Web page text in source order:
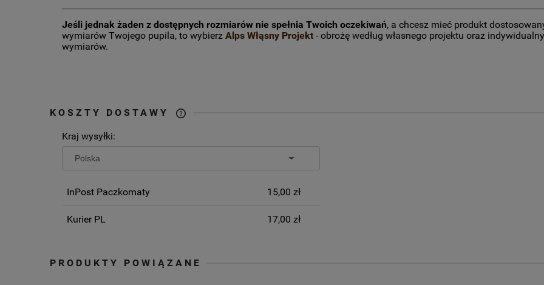
Jeśli jednak żaden z dostępnych rozmiarów nie spełnia Twoich oczekiwań, a chcesz mieć produkt
wymiarów Twojego pupila, to wybierz Alps Włąsny Projekt - obrożę według własnego projektu oraz
wymiarów.
KOSZTY DOSTAWY
Kraj wysyłki:
InPost Paczkomaty 15,00 zł
Kurier PL 17,00 zł
PRODUKTY POWIĄZANE